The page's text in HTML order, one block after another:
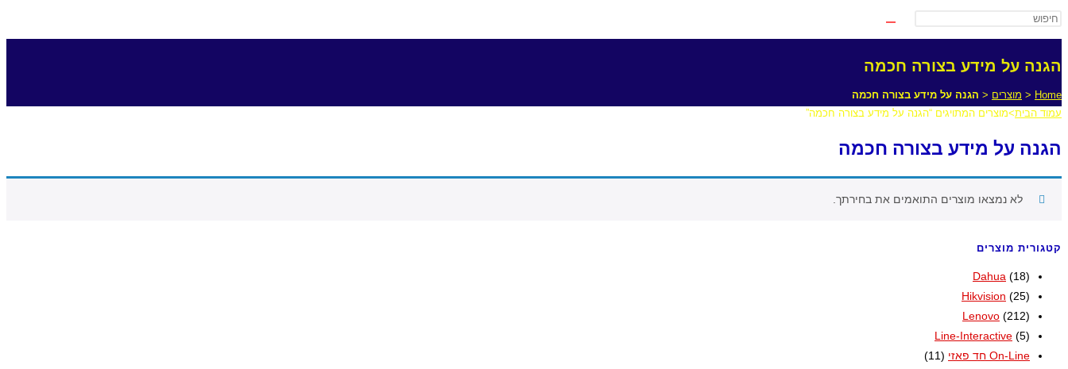
הגנה על מידע בצורה חכמה
Home
< מוצרים < הגנה על מידע בצורה חכמה
עמוד הבית>מוצרים המתויגים “הגנה על מידע בצורה חכמה”
הגנה על מידע בצורה חכמה
לא נמצאו מוצרים התואמים את בחירתך.
קטגורית מוצרים
Dahua (18)
Hikvision (25)
Lenovo (212)
Line-Interactive (5)
On-Line חד פאזי
(11)